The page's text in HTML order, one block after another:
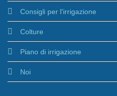
Consigli per l'irrigazione
Colture
Piano di irrigazione
Noi